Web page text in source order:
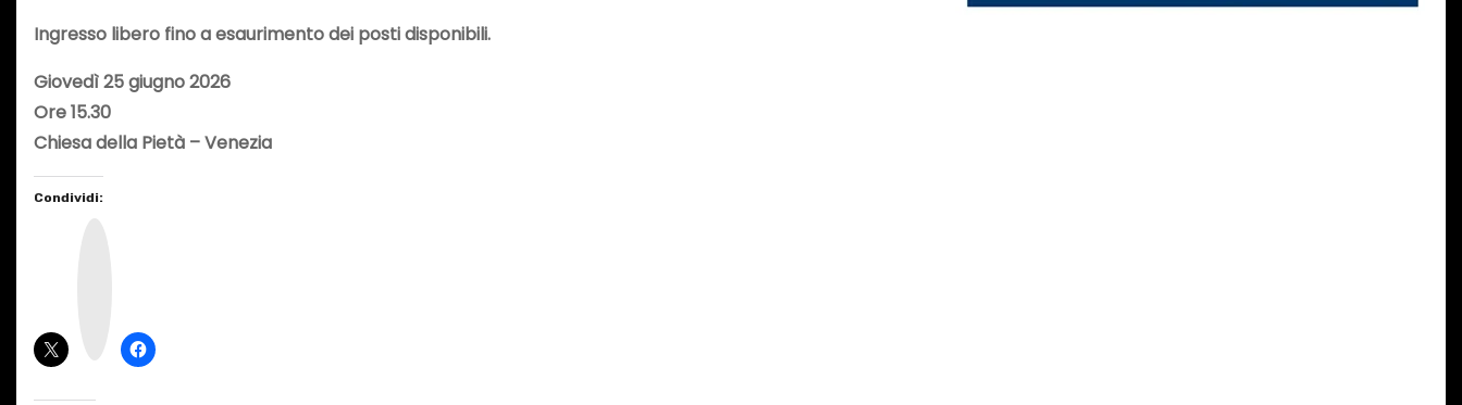
Ingresso libero fino a esaurimento dei posti disponibili.
Giovedì 25 giugno 2026
Ore 15.30
Chiesa della Pietà – Venezia
Condividi: